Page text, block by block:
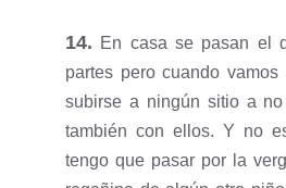
14. En casa se pasan el
partes pero cuando
subirse a ningún sitio a
también con ellos. Y no
tengo que pasar por la